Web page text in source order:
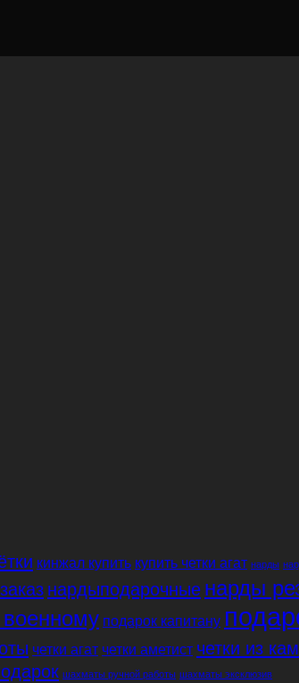
кинжал купить купить четки агат нарды
нардыподарочные нарды
подарок капитану
четки агат четки аметист четки из
шахматы ручной работы шахматы эксклюзив